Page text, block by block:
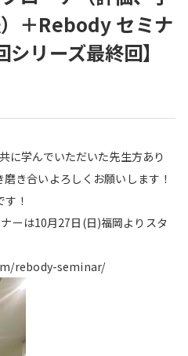
＋Rebody セミナ
リーズ最終回】
に学んでいただいた先生方あり
き合いよろしくお願いします！
！
ーは10月27日(日)福岡よりスタ
rebody-seminar/